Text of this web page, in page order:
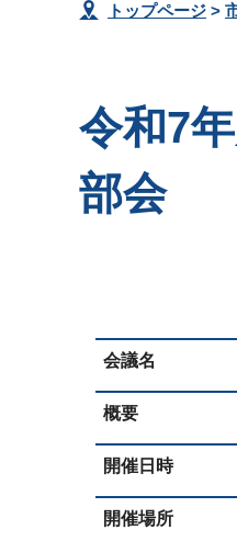
トップページ >
令和7
部会
会議名
概要
開催日時
開催場所